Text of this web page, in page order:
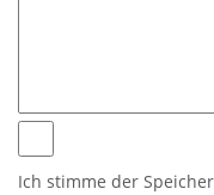
Ich stimme der